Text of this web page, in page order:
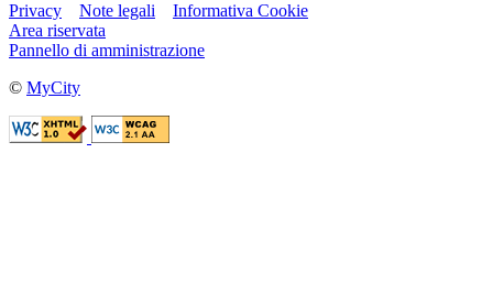
Privacy Note legali
Informativa Cookie
Area riservata
Pannello di amministrazione
© MyCity